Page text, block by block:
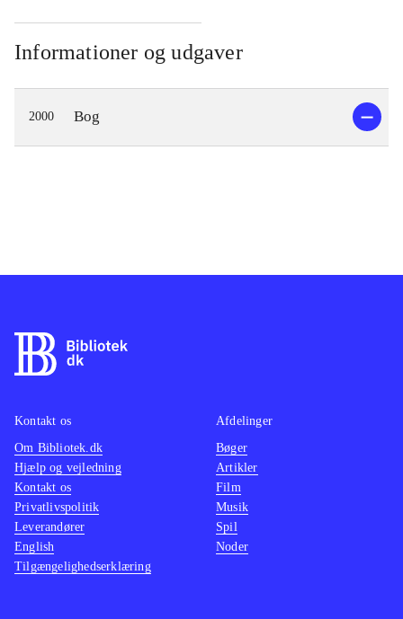
Informationer og udgaver
2000 Bog
Kontakt os
Om Bibliotek.dk
Hjælp og vejledning
Kontakt os
Privatlivspolitik
Leverandører
English
Tilgængelighedserklæring
Afdelinger
Bøger
Artikler
Film
Musik
Spil
Noder